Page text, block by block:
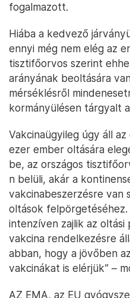
fogalmazott.
Hiába a kedvező
ennyi még nem elég az
tisztifőorvos szerint
arányának beoltására
mérséklésről
kormányülésen tárgyalt
Vakcinaügyileg úgy áll
ezer ember oltására
be, az országos
n belüli, akár a
vakcinabeszerzésre van
oltások
intenzíven zajlik az oltási
vakcina rendelkezésre
abban, hogy a jövőben
vakcinákat is elérjük” –
AZ EMA, az EU